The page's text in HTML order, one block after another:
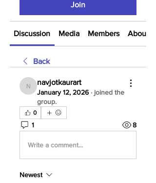
Join
Discussion Media Members About
Back
navjotkaurart
navjotkaurart
January 12, 2026· joined the
group.
0
1 8
Write a comment...
Newest